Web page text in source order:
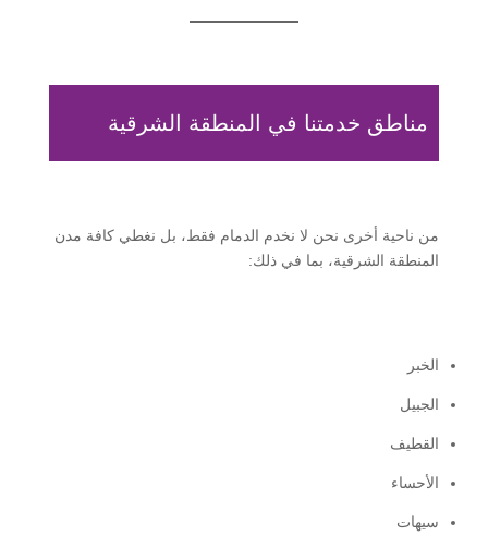
مناطق خدمتنا في المنطقة الشرقية
من ناحية أخرى نحن لا نخدم الدمام فقط، بل نغطي كافة مدن
المنطقة الشرقية، بما في ذلك:
الخبر
الجبيل
القطيف
الأحساء
سيهات